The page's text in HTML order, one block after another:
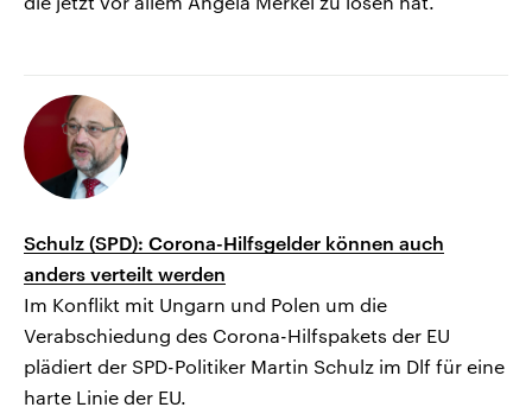
Schulz (SPD): Corona-Hilfsgelder können auch
anders verteilt werden
Im Konflikt mit Ungarn und Polen um die
Verabschiedung des Corona-Hilfspakets der EU
plädiert der SPD-Politiker Martin Schulz im Dlf für eine
harte Linie der EU.